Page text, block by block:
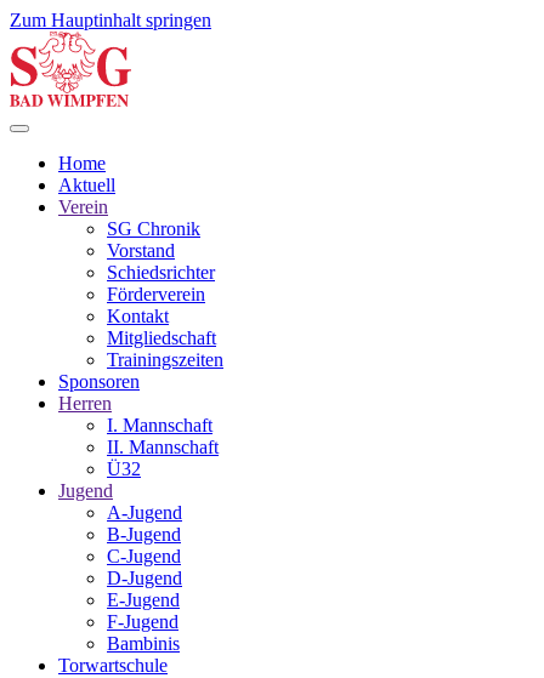
Zum Hauptinhalt springen
Home
Aktuell
Verein
SG Chronik
Vorstand
Schiedsrichter
Förderverein
Kontakt
Mitgliedschaft
Trainingszeiten
Sponsoren
Herren
I. Mannschaft
II. Mannschaft
Ü32
Jugend
A-Jugend
B-Jugend
C-Jugend
D-Jugend
E-Jugend
F-Jugend
Bambinis
Torwartschule